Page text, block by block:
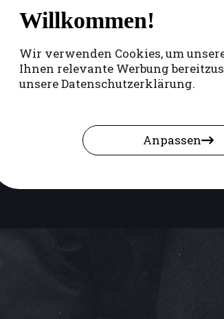
Lucas
Willkommen!
Wir verwenden Cookies, um
Ihnen relevante Werbung
unsere Datenschutzerklärung.
Anpassen